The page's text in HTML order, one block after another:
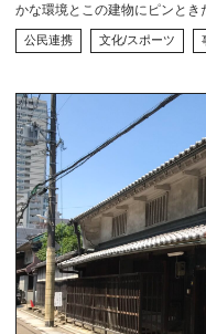
かな環境とこの建物にピンとき
公民連携 文化/スポーツ